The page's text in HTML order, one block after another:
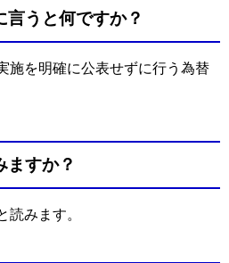
言うと何ですか？
施を明確に公表せずに行う為替
ますか？
読みます。